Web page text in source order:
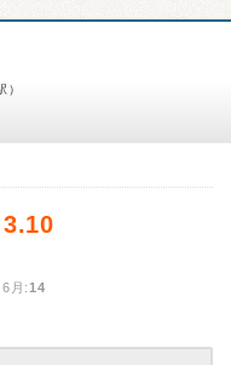
）
3.10
月:14